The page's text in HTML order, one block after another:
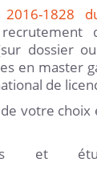
1828
dossier
en master
de
votre choix
et